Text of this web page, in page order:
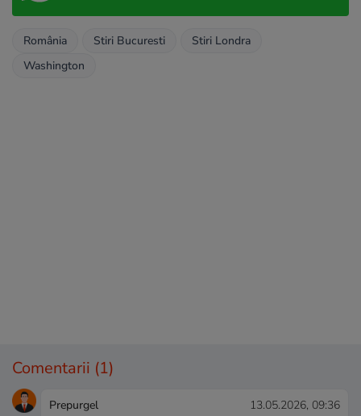
România Stiri Bucuresti
Stiri Londra
Washington
Comentarii (1)
Prepurgel 13.05.2026, 09:36